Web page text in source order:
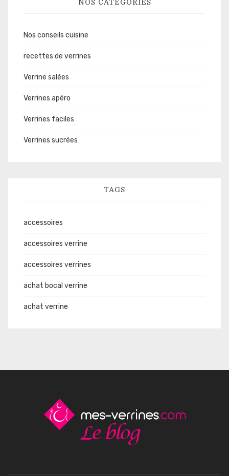
NOS CATÉGORIES
Nos conseils cuisine
recettes de verrines
Verrine salées
Verrines apéro
Verrines faciles
Verrines sucrées
TAGS
accessoires
accessoires verrine
accessoires verrines
achat bocal verrine
achat verrine